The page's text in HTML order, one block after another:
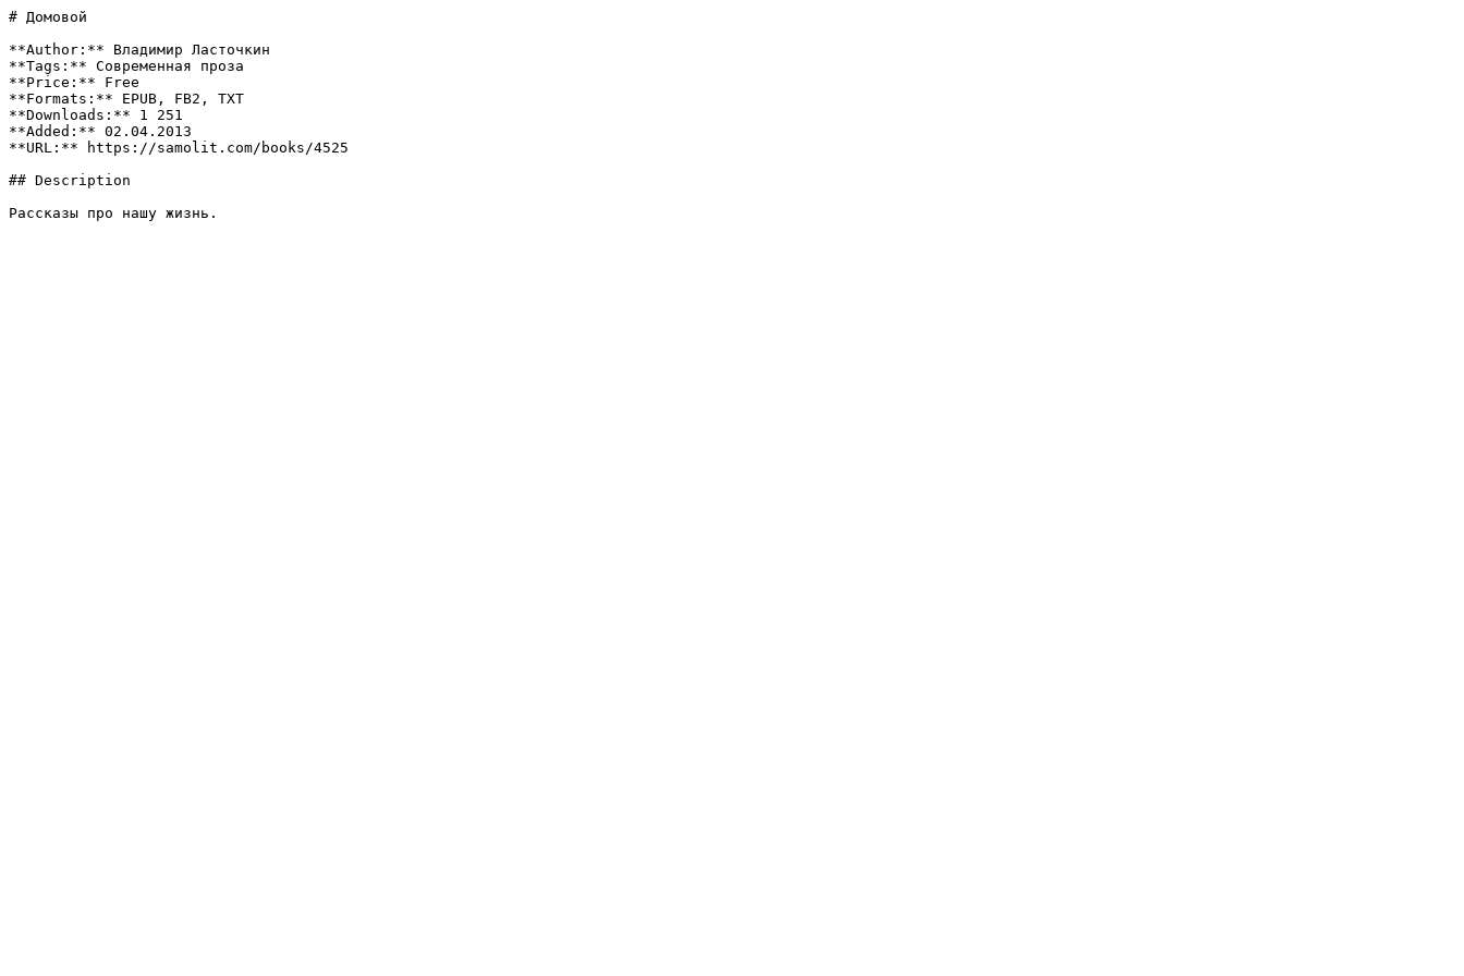
# Домовой
**Author:** Владимир Ласточкин
**Tags:** Современная проза
**Price:** Free
**Formats:** EPUB, FB2, TXT
**Downloads:** 1 251
**Added:** 02.04.2013
**URL:** https://samolit.com/books/4525
## Description
Рассказы про нашу жизнь.